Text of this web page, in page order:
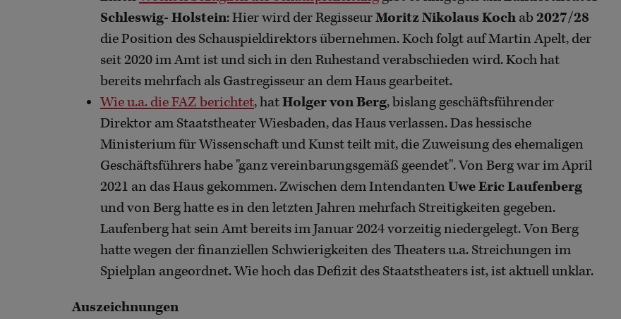
Schleswig- Holstein: Hier wird der RegisseurMoritz Nikolaus Koch ab2027/28
die Position des Schauspieldirektors übernehmen. Koch folgt auf Martin Apelt, der
seit 2020 im Amt ist und sich in den Ruhestand verabschieden wird. Koch hat
bereits mehrfach als Gastregisseur an dem Haus gearbeitet.
Wie u.a. die FAZ berichtet, hatHolger von Berg, bislang geschäftsführender
Direktor am Staatstheater Wiesbaden, das Haus verlassen. Das hessische
Ministerium für Wissenschaft und Kunst teilt mit, die Zuweisung des ehemaligen
Geschäftsführers habe "ganz vereinbarungsgemäß geendet". Von Berg war im April
2021 an das Haus gekommen. Zwischen dem Intendanten Uwe Eric Laufenberg
und von Berg hatte es in den letzten Jahren mehrfach Streitigkeiten gegeben.
Laufenberg hat sein Amt bereits im Januar 2024 vorzeitig niedergelegt. Von Berg
hatte wegen der finanziellen Schwierigkeiten des Theaters u.a. Streichungen im
Spielplan angeordnet. Wie hoch das Defizit des Staatstheaters ist, ist aktuell unklar.
Auszeichnungen